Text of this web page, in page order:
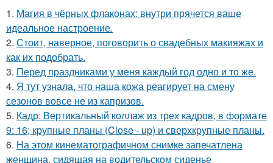
1. Магия в чёрных флаконах: внутри прячется ваше
идеальное настроение.
2. Стоит, наверное, поговорить о свадебных макияжах и
как их подобрать.
3. Перед праздниками у меня каждый год одно и то же.
4. Я тут узнала, что наша кожа реагирует на смену
сезонов вовсе не из капризов.
5. Кадр: Вертикальный коллаж из трех кадров, в формате
9: 16; крупные планы (Close - up) и сверхкрупные планы.
6. На этом кинематографичном снимке запечатлена
женщина, сидящая на водительском сиденье